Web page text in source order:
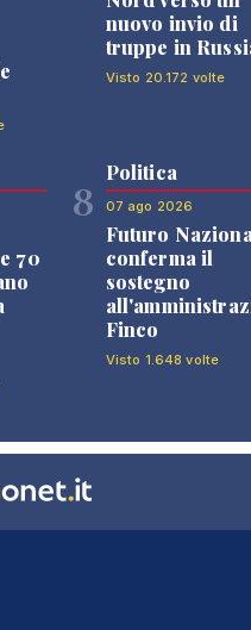
nuovo invio di
truppe in
Visto 20.172 volte
70
8
Politica
07 ago 2026
Futuro
conferma il
sostegno
Finco
Visto 1.648 volte